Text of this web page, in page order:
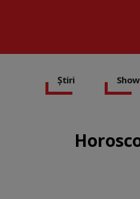
Știri